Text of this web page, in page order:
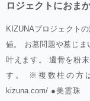
ロジェクトにおま
KIZUNAプロジェクト
値。 お墓問題や墓じま
叶えます。 遺骨を粉
す。 ※複数柱の方
kizuna.com/ ●美霊珠